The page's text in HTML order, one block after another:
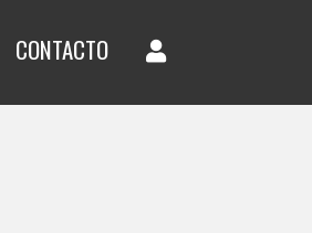
CONTACTO